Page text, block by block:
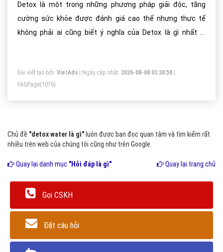
Detox là một trong những phương pháp giải độc, tăng
cường sức khỏe được đánh giá cao thế nhưng thực tế
không phải ai cũng biết ý nghĩa của Detox là gì nhất là
chúng
Bài viết tạo bởi: VietAds | Ngày cập nhật: 2026-08-08 03:38:58
FAQPage(1076)
Chủ đề "detox water là gì" luôn được bạn đọc quan tâm và tìm kiếm rất
nhiều trên web của chúng tôi cũng như trên Google.
Quay lại danh mục "Hỏi đáp là gì" Quay lại trang chủ
Gọi CSKH
Đặt câu hỏi